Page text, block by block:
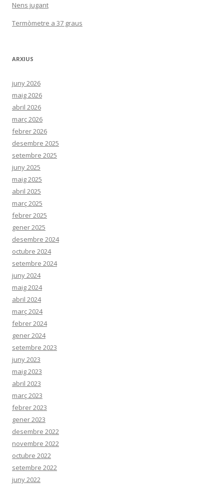
Nens jugant
Termòmetre a 37 graus
ARXIUS
juny 2026
maig 2026
abril 2026
març 2026
febrer 2026
desembre 2025
setembre 2025
juny 2025
maig 2025
abril 2025
març 2025
febrer 2025
gener 2025
desembre 2024
octubre 2024
setembre 2024
juny 2024
maig 2024
abril 2024
març 2024
febrer 2024
gener 2024
setembre 2023
juny 2023
maig 2023
abril 2023
març 2023
febrer 2023
gener 2023
desembre 2022
novembre 2022
octubre 2022
setembre 2022
juny 2022